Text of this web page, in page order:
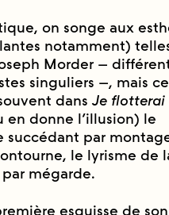
on songe aux
notamment)
Morder –
singuliers –, mais ce
dans Je flotterai
donne l’illusion) le
par
le lyrisme de
mégarde.
esquisse de